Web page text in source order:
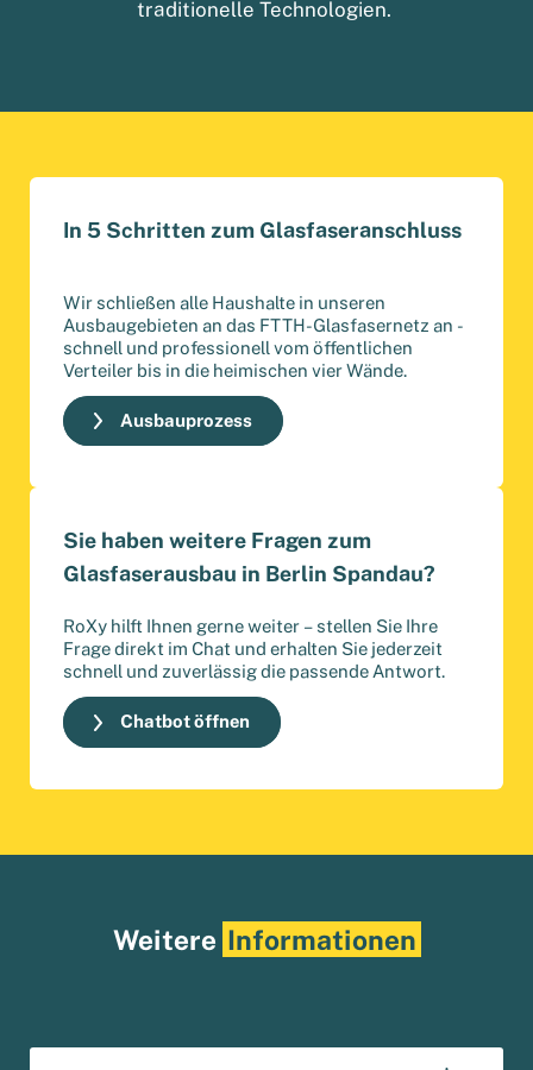
traditionelle Technologien.
In 5 Schritten zum Glasfaseranschluss
Wir schließen alle Haushalte in unseren
Ausbaugebieten an das FTTH-Glasfasernetz an -
schnell und professionell vom öffentlichen
Verteiler bis in die heimischen vier Wände.
Ausbauprozess
Sie haben weitere Fragen zum
Glasfaserausbau in Berlin Spandau?
RoXy hilft Ihnen gerne weiter – stellen Sie Ihre
Frage direkt im Chat und erhalten Sie jederzeit
schnell und zuverlässig die passende Antwort.
Chatbot öffnen
Weitere Informationen